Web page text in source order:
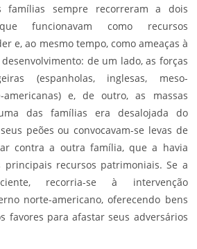
famílias sempre recorreram a dois
funcionavam como recursos
e, ao mesmo tempo, como ameaças à
de um lado, as forças
(espanholas, inglesas, meso-
e, de outro, as massas
das famílias era desalojada do
peões ou convocavam-se levas de
contra a outra família, que a havia
recursos patrimoniais. Se a
recorria-se à intervenção
norte-americano, oferecendo bens
favores para afastar seus adversários